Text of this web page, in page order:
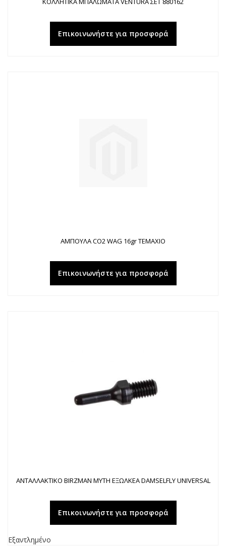
Επικοινωνήστε για προσφορά
ΑΜΠΟΥΛΑ CO2 WAG 16gr ΤΕΜΑΧΙΟ
Επικοινωνήστε για προσφορά
ΑΝΤΑΛΛΑΚΤΙΚΟ BIRZMAN ΜΥΤΗ ΕΞΩΛΚΕΑ DAMSELFLY UNIVERSAL
Επικοινωνήστε για προσφορά
Εξαντλημένο